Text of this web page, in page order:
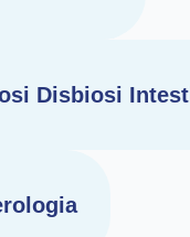
Disbiosi